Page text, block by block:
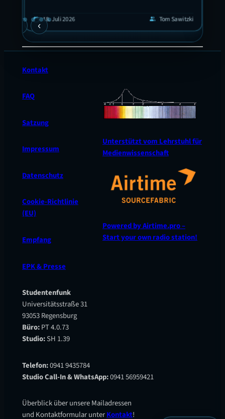
calendar_today 18. Juli 2026 group Tom Sawitzki
‹
Kontakt
FAQ
Satzung
Impressum
Datenschutz
Cookie-Richtlinie
(EU)
Empfang
EPK & Presse
Unterstützt vom Lehrstuhl für
Medienwissenschaft
Powered by Airtime.pro –
Start your own radio station!
Studentenfunk
Universitätsstraße 31
93053 Regensburg
Büro:PT 4.0.73
Studio:SH 1.39
Telefon:0941 9435784
Studio Call-In & WhatsApp:0941 56959421
Überblick über unsere Mailadressen
und Kontaktformular unterKontakt!